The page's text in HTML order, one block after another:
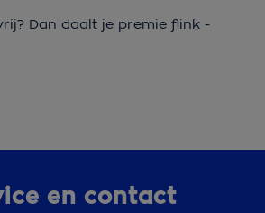
Dan daalt je premie flink -
en contact